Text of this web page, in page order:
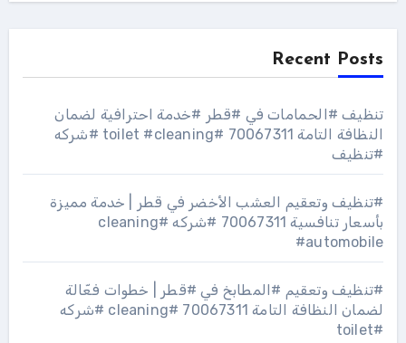
Recent Posts
تنظيف #الحمامات في #قطر #خدمة احترافية لضمان
النظافة التامة 70067311 #toilet #cleaning #شركه
#تنظيف
#تنظيف وتعقيم العشب الأخضر في قطر | خدمة مميزة
بأسعار تنافسية 70067311 #شركه #cleaning
#automobile
#تنظيف وتعقيم #المطابخ في #قطر | خطوات فعّالة
لضمان النظافة التامة 70067311 #cleaning #شركه
#toilet